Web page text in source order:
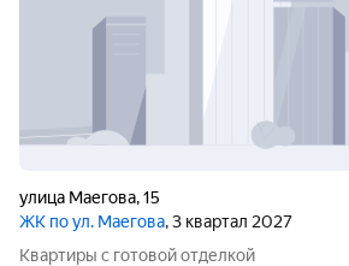
улица Маегова,15
ЖК по ул. Маегова, 3 квартал 2027
Квартиры с готовой отделкой